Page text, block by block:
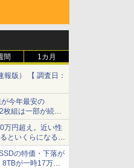
間 1カ月
版） 【 調査日：
今年最安の
枚組は一部が続騰
万円超え。近い性
といくらになる？
ゲーム』】
の特価・下落が
が一時17万円